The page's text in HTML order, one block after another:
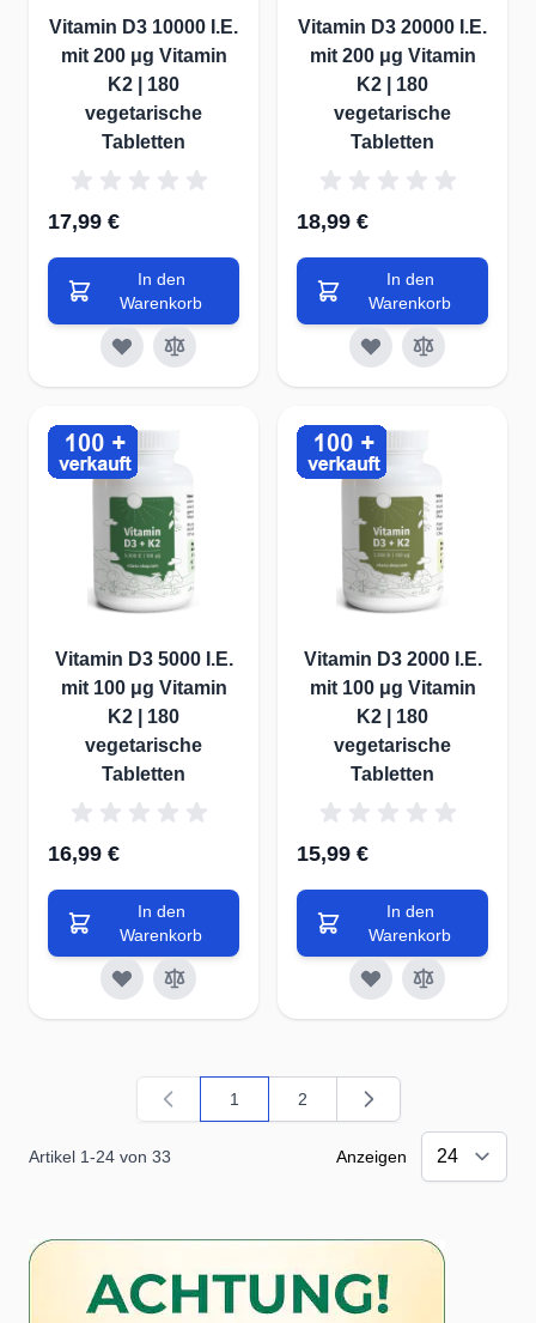
Vitamin D3 10000 I.E.
mit 200 μg Vitamin
K2 | 180
vegetarische
Tabletten
17,99 €
In den
Warenkorb
Vitamin D3 20000 I.E.
mit 200 μg Vitamin
K2 | 180
vegetarische
Tabletten
18,99 €
In den
Warenkorb
Vitamin D3 5000 I.E.
mit 100 μg Vitamin
K2 | 180
vegetarische
Tabletten
16,99 €
In den
Warenkorb
Vitamin D3 2000 I.E.
mit 100 μg Vitamin
K2 | 180
vegetarische
Tabletten
15,99 €
In den
Warenkorb
Artikel 1-24 von 33
Sie lesen gerade Seite
1
Seite
2
Anzeigen